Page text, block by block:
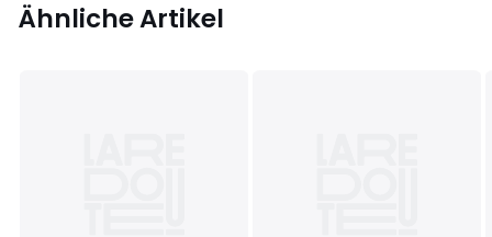
Ähnliche Artikel